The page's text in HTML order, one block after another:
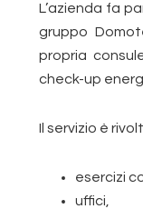
L’azienda fa
gruppo
propria
check-up
Il servizio è
esercizi
uffici,